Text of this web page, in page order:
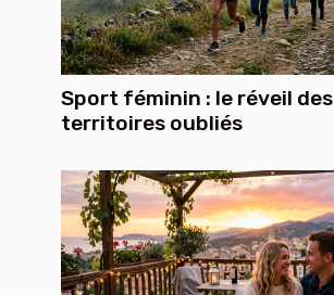
Sport féminin : le réveil des
territoires oubliés